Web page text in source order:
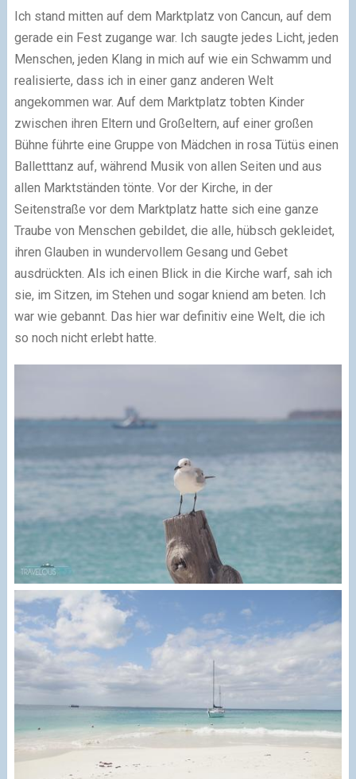
Ich stand mitten auf dem Marktplatz von Cancun, auf dem
gerade ein Fest zugange war. Ich saugte jedes Licht, jeden
Menschen, jeden Klang in mich auf wie ein Schwamm und
realisierte, dass ich in einer ganz anderen Welt
angekommen war. Auf dem Marktplatz tobten Kinder
zwischen ihren Eltern und Großeltern, auf einer großen
Bühne führte eine Gruppe von Mädchen in rosa Tütüs einen
Balletttanz auf, während Musik von allen Seiten und aus
allen Marktständen tönte. Vor der Kirche, in der
Seitenstraße vor dem Marktplatz hatte sich eine ganze
Traube von Menschen gebildet, die alle, hübsch gekleidet,
ihren Glauben in wundervollem Gesang und Gebet
ausdrückten. Als ich einen Blick in die Kirche warf, sah ich
sie, im Sitzen, im Stehen und sogar kniend am beten. Ich
war wie gebannt. Das hier war definitiv eine Welt, die ich
so noch nicht erlebt hatte.